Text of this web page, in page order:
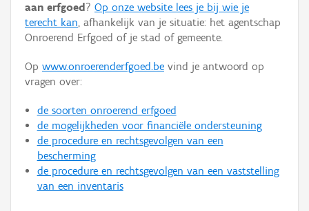
Hergebruik
Aanmelden
aan erfgoed ? Op onze website lees je bij wie je
terecht kan, afhankelijk van je situatie: het agentschap
Onroerend Erfgoed of je stad of gemeente.
Op www.onroerenderfgoed.be vind je antwoord op
vragen over:
de soorten onroerend erfgoed
de mogelijkheden voor financiële ondersteuning
de procedure en rechtsgevolgen van een
bescherming
de procedure en rechtsgevolgen van een vaststelling
van een inventaris